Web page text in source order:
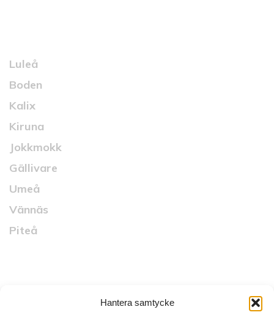
Hantera samtycke
Luleå
Boden
Kalix
Kiruna
Jokkmokk
Gällivare
Umeå
Vännäs
Piteå